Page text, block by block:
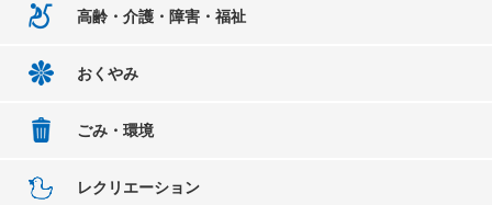
高齢・介護・障害・福祉
おくやみ
ごみ・環境
レクリエーション